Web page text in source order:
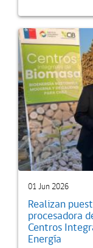
01 Jun 2026
Realizan
procesadora
Centros
Energía